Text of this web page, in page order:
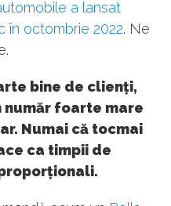
a lansat
în octombrie 2022. Ne
bine de clienți,
foarte mare
Numai că tocmai
ca timpii de